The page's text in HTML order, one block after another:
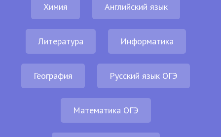
Химия Английский язык
Литература Информатика
География Русский язык ОГЭ
Математика ОГЭ